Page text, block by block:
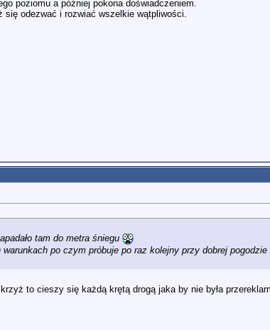
poziomu a później pokona doświadczeniem.
odezwać i rozwiać wszelkie wątpliwości.
tam do metra śniegu
po czym próbuje po raz kolejny przy dobrej
to cieszy się każdą krętą drogą jaka by nie była